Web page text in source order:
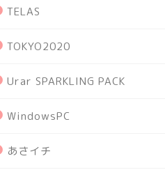
TELAS
TOKYO2020
Urar SPARKLING PACK
WindowsPC
あさイチ